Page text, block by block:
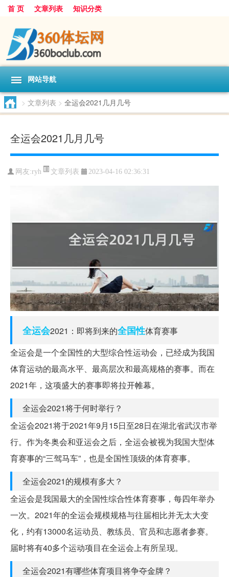
首 页 文章列表 知识分类
网站导航
> 文章列表 > 全运会2021几月几号
全运会2021几月几号
网友:ryh 文章列表 2023-04-16 02:36:31
全运会2021：即将到来的全国性体育赛事
全运会是一个全国性的大型综合性运动会，已经成为我国
体育运动的最高水平、最高层次和最高规格的赛事。而在
2021年，这项盛大的赛事即将拉开帷幕。
全运会2021将于何时举行？
全运会2021将于2021年9月15日至28日在湖北省武汉市举
行。作为冬奥会和亚运会之后，全运会被视为我国大型体
育赛事的“三驾马车”，也是全国性顶级的体育赛事。
全运会2021的规模有多大？
全运会是我国最大的全国性综合性体育赛事，每四年举办
一次。2021年的全运会规模规格与往届相比并无太大变
化，约有13000名运动员、教练员、官员和志愿者参赛。
届时将有40多个运动项目在全运会上有所呈现。
全运会2021有哪些体育项目将争夺金牌？